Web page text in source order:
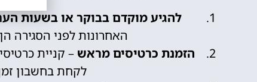
להגיע מוקדם בבוקר או בשעות
האחרונות לפני הסגירה
הזמנת כרטיסים מראש – קניית
לקחת בחשבון